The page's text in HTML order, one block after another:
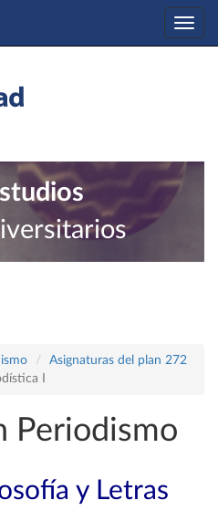
Asignaturas del plan 272
I
Periodismo
y Letras